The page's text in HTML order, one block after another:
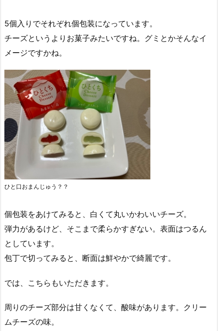
5個入りでそれぞれ個包装になっています。
チーズというよりお菓子みたいですね。グミとかそんなイ
メージですかね。
ひと口おまんじゅう？？
個包装をあけてみると、白くて丸いかわいいチーズ。
弾力があるけど、そこまで柔らかすぎない。表面はつるん
としています。
包丁で切ってみると、断面は鮮やかで綺麗です。
では、こちらもいただきます。
周りのチーズ部分は甘くなくて、酸味があります。クリー
ムチーズの味。